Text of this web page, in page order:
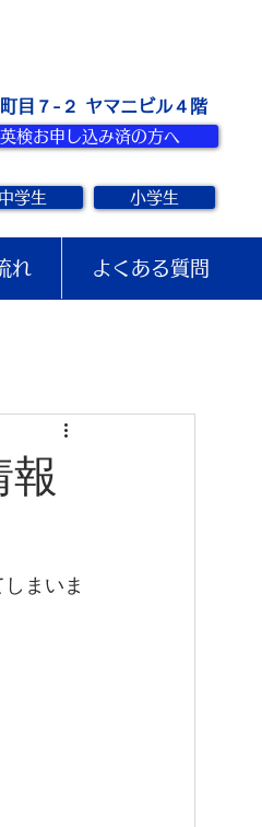
目７-２ ヤマニビル４階
英検お申し込み済の方へ
中学生 小学生
れ よくある質問
まいま